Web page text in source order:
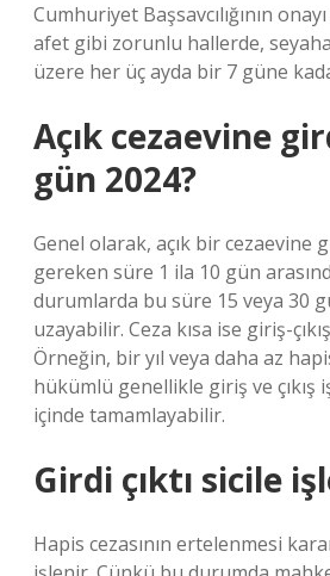
Cumhuriyet Başsavcılığının
afet gibi zorunlu hallerde,
üzere her üç ayda bir 7 güne
Açık cezaevine
gün 2024?
Genel olarak, açık bir cezaevine
gereken süre 1 ila 10 gün
durumlarda bu süre 15 veya 30
uzayabilir. Ceza kısa ise giriş-
Örneğin, bir yıl veya daha az
hükümlü genellikle giriş ve
içinde tamamlayabilir.
Girdi çıktı sicile
Hapis cezasının ertelenmesi